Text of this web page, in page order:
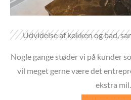
Udvidelse af køkken og bad,
Nogle gange støder vi på kunder
vil meget gerne være det
ekstra mil.